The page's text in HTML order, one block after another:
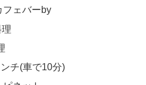
ェバーby
チ(車で10分)